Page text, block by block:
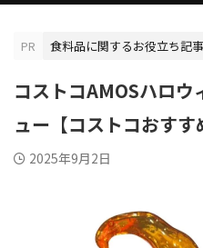
PR 食料品に関するお役立ち記事
コストコAMOSハロ
ュー【コストコおすす
2025年9月2日